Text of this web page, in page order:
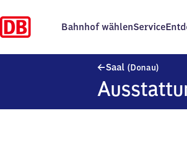
Bahnhof wählenService
Saal (Donau)